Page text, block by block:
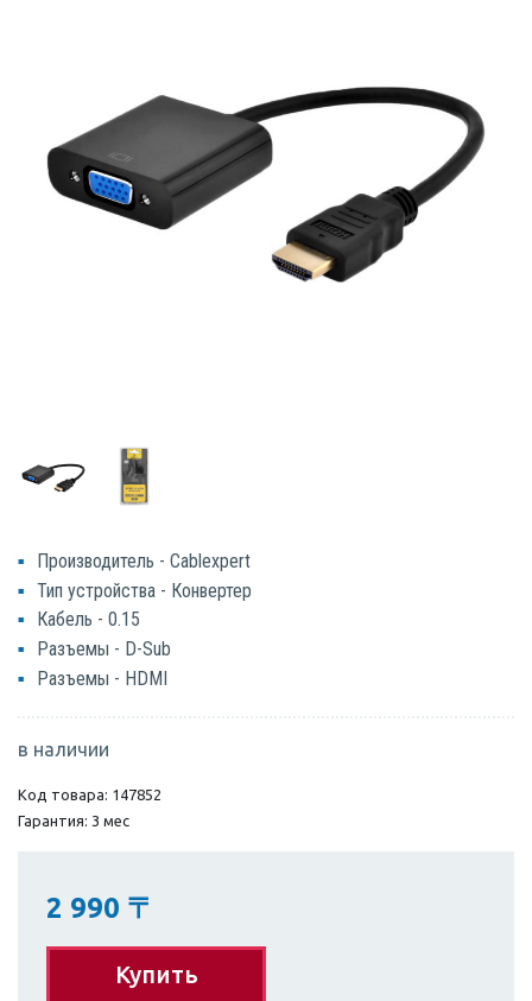
Производитель - Cablexpert
Тип устройства - Конвертер
Кабель - 0.15
Разъемы - D-Sub
Разъемы - HDMI
в наличии
Код товара: 147852
Гарантия: 3 мес
2 990 〒
Купить